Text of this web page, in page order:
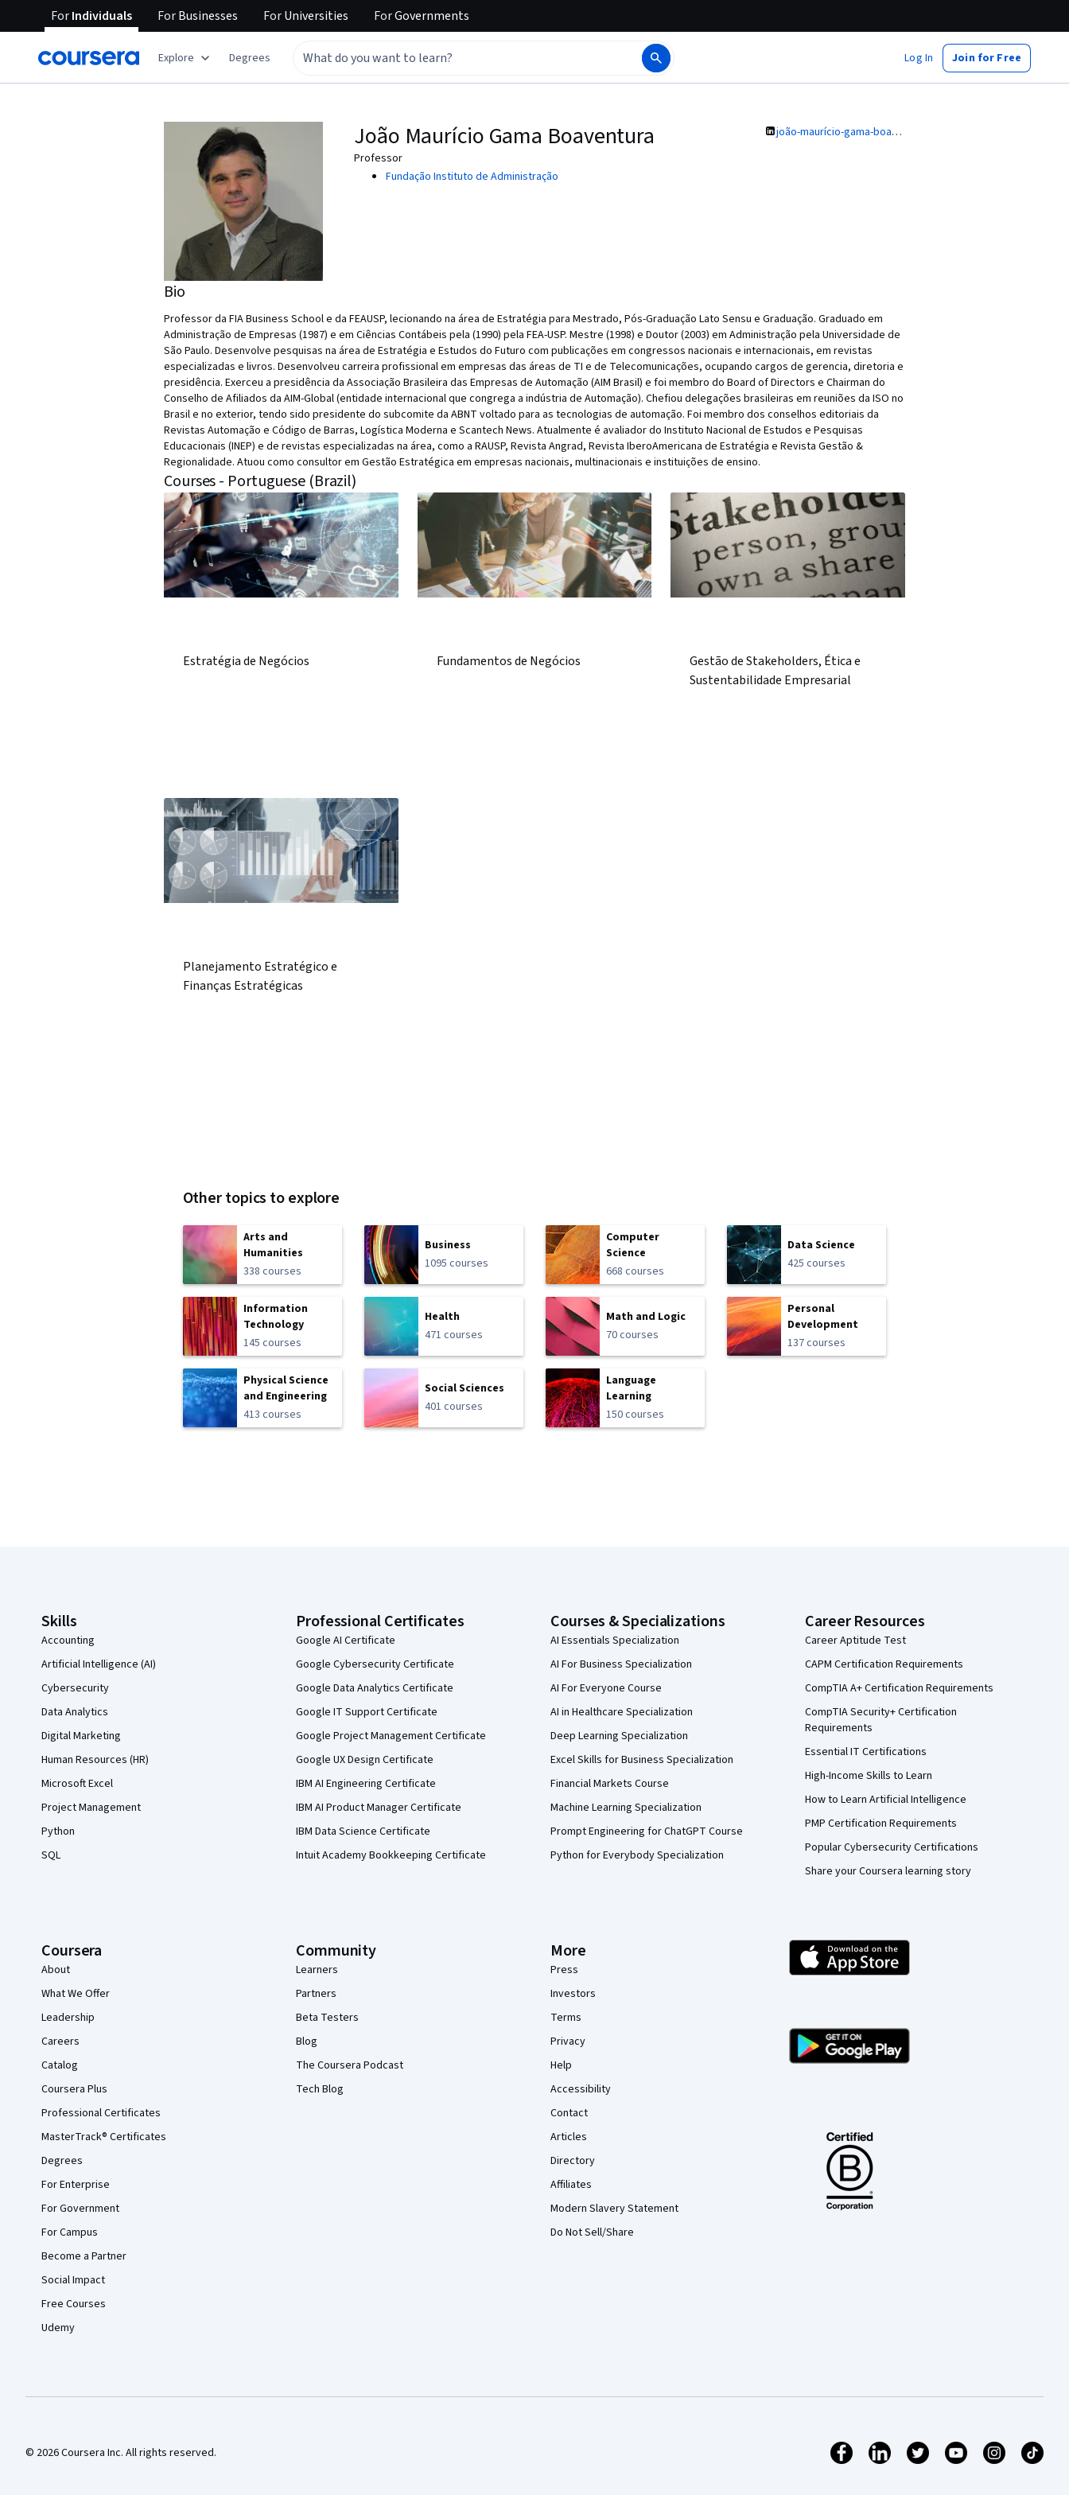
ForIndividuals ForBusinesses ForUniversities ForGovernments
Explore Degrees Log In Join for Free
João Maurício Gama Boaventura
Professor
Fundação Instituto de Administração
joão-maurício-gama-boaventura-8bab817
Bio
Professor da FIA Business School e da FEAUSP, lecionando na área de Estratégia para Mestrado, Pós-Graduação Lato Sensu e Graduação. Graduado em
Administração de Empresas (1987) e em Ciências Contábeis pela (1990) pela FEA-USP. Mestre (1998) e Doutor (2003) em Administração pela Universidade de
São Paulo. Desenvolve pesquisas na área de Estratégia e Estudos do Futuro com publicações em congressos nacionais e internacionais, em revistas
especializadas e livros. Desenvolveu carreira profissional em empresas das áreas de TI e de Telecomunicações, ocupando cargos de gerencia, diretoria e
presidência. Exerceu a presidência da Associação Brasileira das Empresas de Automação (AIM Brasil) e foi membro do Board of Directors e Chairman do
Conselho de Afiliados da AIM-Global (entidade internacional que congrega a indústria de Automação). Chefiou delegações brasileiras em reuniões da ISO no
Brasil e no exterior, tendo sido presidente do subcomite da ABNT voltado para as tecnologias de automação. Foi membro dos conselhos editoriais da
Revistas Automação e Código de Barras, Logística Moderna e Scantech News. Atualmente é avaliador do Instituto Nacional de Estudos e Pesquisas
Educacionais (INEP) e de revistas especializadas na área, como a RAUSP, Revista Angrad, Revista IberoAmericana de Estratégia e Revista Gestão &
Regionalidade. Atuou como consultor em Gestão Estratégica em empresas nacionais, multinacionais e instituições de ensino.
Courses - Portuguese (Brazil)
Estratégia de Negócios Fundamentos de Negócios
Gestão de Stakeholders, Ética e
Sustentabilidade Empresarial
Planejamento Estratégico e
Finanças Estratégicas
Other topics to explore
Arts and
Humanities
338 courses
Business
1095 courses
Computer
Science
668 courses
Data Science
425 courses
Information
Technology
145 courses
Health
471 courses
Math and Logic
70 courses
Personal
Development
137 courses
Physical Science
and Engineering
413 courses
Social Sciences
401 courses
Language
Learning
150 courses
Skills
Accounting
Artificial Intelligence (AI)
Cybersecurity
Data Analytics
Digital Marketing
Human Resources (HR)
Microsoft Excel
Project Management
Python
SQL
Professional Certificates
Google AI Certificate
Google Cybersecurity Certificate
Google Data Analytics Certificate
Google IT Support Certificate
Google Project Management Certificate
Google UX Design Certificate
IBM AI Engineering Certificate
IBM AI Product Manager Certificate
IBM Data Science Certificate
Intuit Academy Bookkeeping Certificate
Courses & Specializations
AI Essentials Specialization
AI For Business Specialization
AI For Everyone Course
AI in Healthcare Specialization
Deep Learning Specialization
Excel Skills for Business Specialization
Financial Markets Course
Machine Learning Specialization
Prompt Engineering for ChatGPT Course
Python for Everybody Specialization
Career Resources
Career Aptitude Test
CAPM Certification Requirements
CompTIA A+ Certification Requirements
CompTIA Security+ Certification
Requirements
Essential IT Certifications
High-Income Skills to Learn
How to Learn Artificial Intelligence
PMP Certification Requirements
Popular Cybersecurity Certifications
Share your Coursera learning story
Coursera
About
What We Offer
Leadership
Careers
Catalog
Coursera Plus
Professional Certificates
MasterTrack® Certificates
Degrees
For Enterprise
For Government
For Campus
Become a Partner
Social Impact
Free Courses
Udemy
Community
Learners
Partners
Beta Testers
Blog
The Coursera Podcast
Tech Blog
More
Press
Investors
Terms
Privacy
Help
Accessibility
Contact
Articles
Directory
Affiliates
Modern Slavery Statement
Do Not Sell/Share
© 2026 Coursera Inc. All rights reserved.